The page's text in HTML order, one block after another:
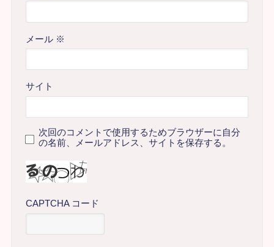
メール ※
サイト
次回のコメントで使用するためブラウザーに自分
の名前、メールアドレス、サイトを保存する。
CAPTCHA コード